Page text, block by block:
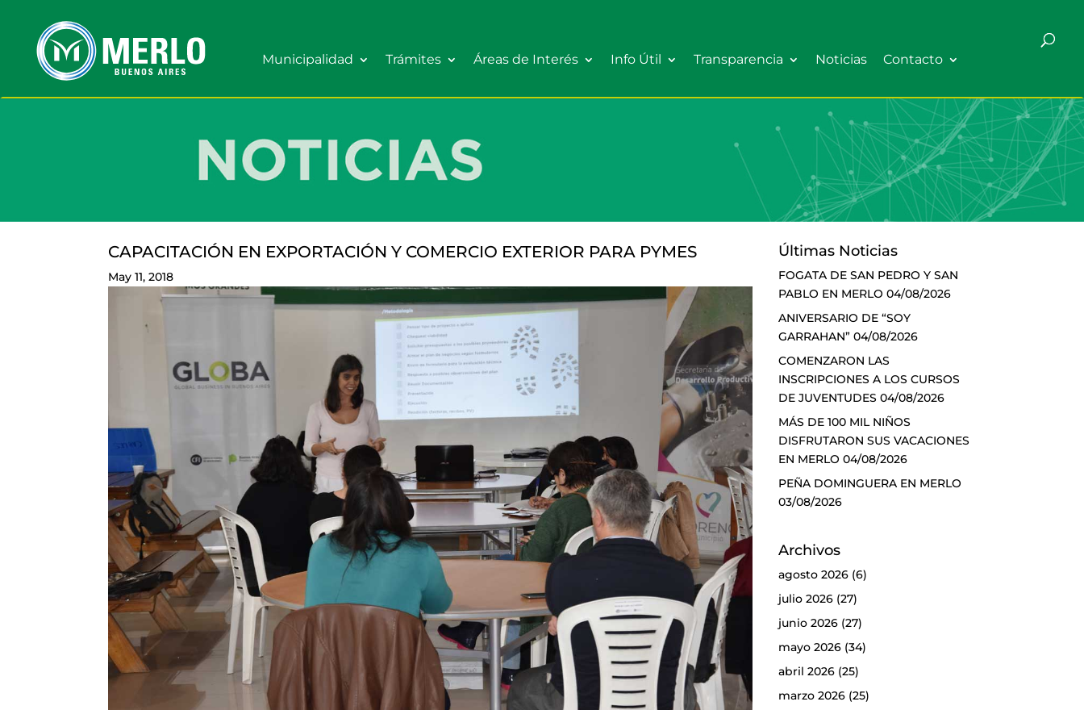
Municipalidad Trámites Áreas de Interés Info Útil Transparencia Noticias Contacto
CAPACITACIÓN EN EXPORTACIÓN Y COMERCIO EXTERIOR PARA PYMES
May 11, 2018
Últimas Noticias
FOGATA DE SAN PEDRO Y SAN
PABLO EN MERLO 04/08/2026
ANIVERSARIO DE “SOY
GARRAHAN” 04/08/2026
COMENZARON LAS
INSCRIPCIONES A LOS CURSOS
DE JUVENTUDES 04/08/2026
MÁS DE 100 MIL NIÑOS
DISFRUTARON SUS VACACIONES
EN MERLO 04/08/2026
PEÑA DOMINGUERA EN MERLO
03/08/2026
Archivos
agosto 2026(6)
julio 2026(27)
junio 2026(27)
mayo 2026(34)
abril 2026(25)
marzo 2026(25)